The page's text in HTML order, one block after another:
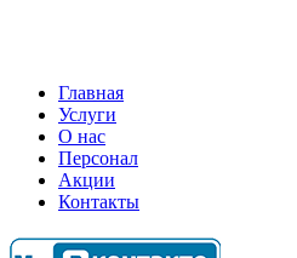
Главная
Услуги
О нас
Персонал
Акции
Контакты